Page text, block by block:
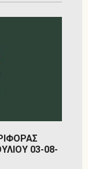
03-08-